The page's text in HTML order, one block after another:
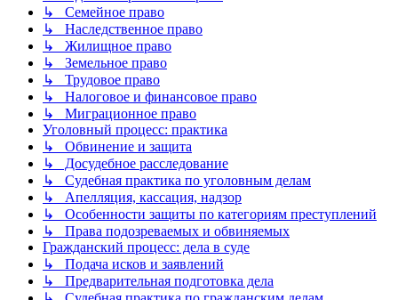
↳ Семейное право
↳ Наследственное право
↳ Жилищное право
↳ Земельное право
↳ Трудовое право
↳ Налоговое и финансовое право
↳ Миграционное право
Уголовный процесс: практика
↳ Обвинение и защита
↳ Досудебное расследование
↳ Судебная практика по уголовным делам
↳ Апелляция, кассация, надзор
↳ Особенности защиты по категориям преступлений
↳ Права подозреваемых и обвиняемых
Гражданский процесс: дела в суде
↳ Подача исков и заявлений
↳ Предварительная подготовка дела